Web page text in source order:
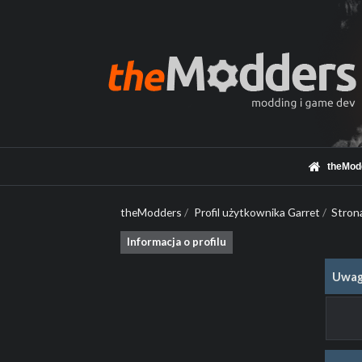
theModders / Profil użytkownika Garret /
Informacja o profilu